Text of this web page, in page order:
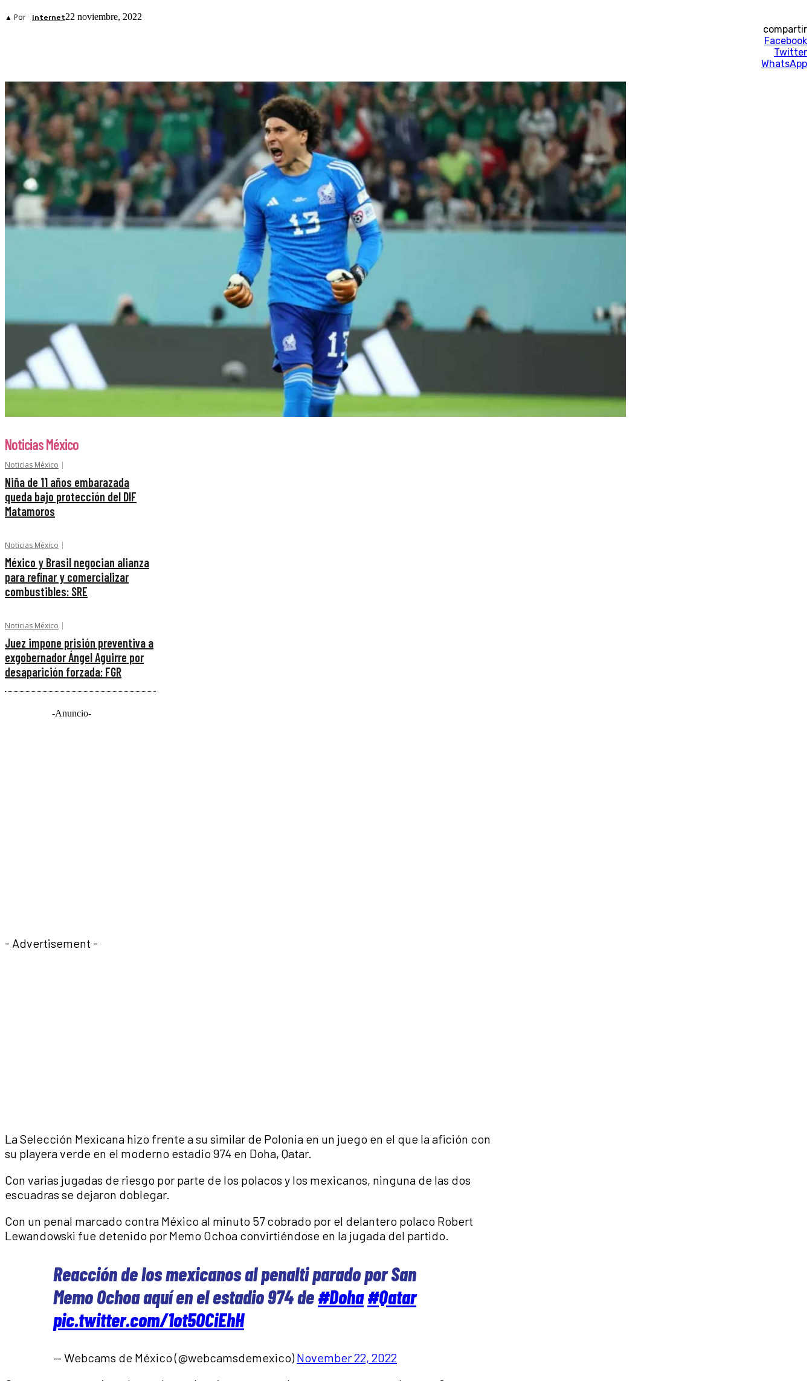
▲ Por Internet22 noviembre, 2022
compartir
Facebook
Twitter
WhatsApp
Noticias México
Noticias México
Niña de 11 años embarazada
queda bajo protección del DIF
Matamoros
Noticias México
México y Brasil negocian alianza
para refinar y comercializar
combustibles: SRE
Noticias México
Juez impone prisión preventiva a
exgobernador Ángel Aguirre por
desaparición forzada: FGR
-Anuncio-
- Advertisement -
La Selección Mexicana hizo frente a su similar de Polonia en un juego en el que la afición con
su playera verde en el moderno estadio 974 en Doha, Qatar.
Con varias jugadas de riesgo por parte de los polacos y los mexicanos, ninguna de las dos
escuadras se dejaron doblegar.
Con un penal marcado contra México al minuto 57 cobrado por el delantero polaco Robert
Lewandowski fue detenido por Memo Ochoa convirtiéndose en la jugada del partido.
Reacción de los mexicanos al penalti parado por San
Memo Ochoa aquí en el estadio 974 de#Doha#Qatar
pic.twitter.com/1ot5OCiEhH
— Webcams de México (@webcamsdemexico)November 22, 2022